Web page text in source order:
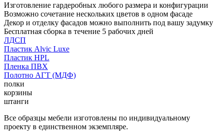
Изготовление гардеробных любого размера и конфигурации
Возможно сочетание нескольких цветов в одном фасаде
Декор и отделку фасадов можно выполнить под вашу задумку
Бесплатная сборка в течение 5 рабочих дней
ЛДСП
Пластик Alvic Luxe
Пластик HPL
Пленка ПВХ
Полотно АГТ (МДФ)
полки
корзины
штанги
Все образцы мебели изготовлены по индивидуальному
проекту в единственном экземпляре.